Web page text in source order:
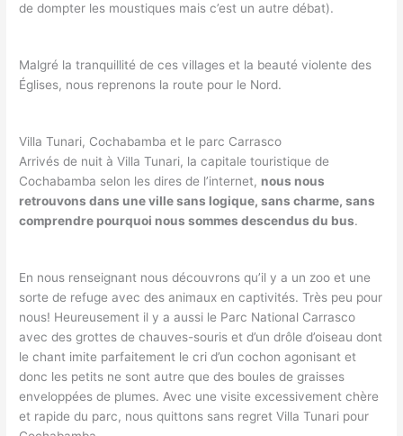
de dompter les moustiques mais c’est un autre débat).
Malgré la tranquillité de ces villages et la beauté violente des
Églises, nous reprenons la route pour le Nord.
Villa Tunari, Cochabamba et le parc Carrasco
Arrivés de nuit à Villa Tunari, la capitale touristique de
Cochabamba selon les dires de l’internet, nous nous
retrouvons dans une ville sans logique, sans charme, sans
comprendre pourquoi nous sommes descendus du bus.
En nous renseignant nous découvrons qu’il y a un zoo et une
sorte de refuge avec des animaux en captivités. Très peu pour
nous! Heureusement il y a aussi le Parc National Carrasco
avec des grottes de chauves-souris et d’un drôle d’oiseau dont
le chant imite parfaitement le cri d’un cochon agonisant et
donc les petits ne sont autre que des boules de graisses
enveloppées de plumes. Avec une visite excessivement chère
et rapide du parc, nous quittons sans regret Villa Tunari pour